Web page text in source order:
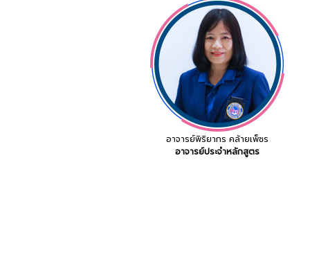
อาจารย์พิริยากร คล้ายเพ็ชร
อาจารย์ประจำหลักสูตร